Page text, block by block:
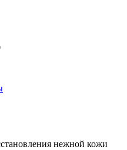
нежной кожи